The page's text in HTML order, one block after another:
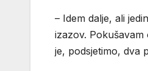
– Idem dalje, ali
izazov.
je, podsjetimo, dva